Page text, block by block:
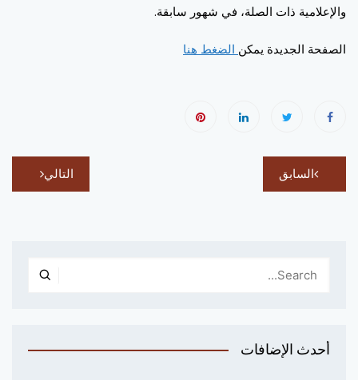
والإعلامية ذات الصلة، في شهور سابقة.
الصفحة الجديدة يمكن الضغط هنا
تصفّح
المقالات
السابق التالي
أحدث الإضافات